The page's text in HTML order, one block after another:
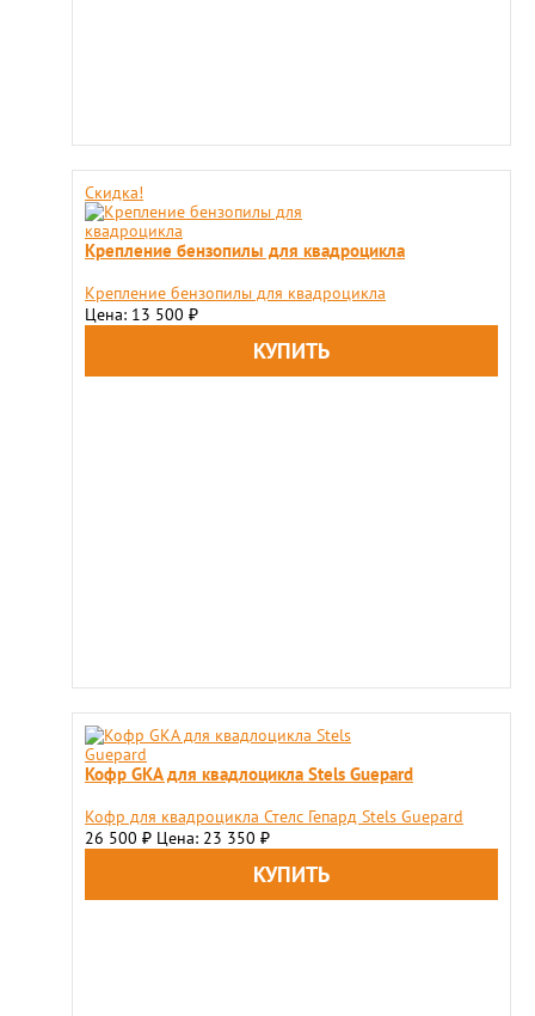
Скидка!
Крепление бензопилы для квадроцикла
Крепление бензопилы для квадроцикла
Цена: 13 500 ₽
Кофр GKA для квадлоцикла Stels Guepard
Кофр для квадроцикла Стелс Гепард Stels Guepard
26 500 ₽ Цена: 23 350 ₽